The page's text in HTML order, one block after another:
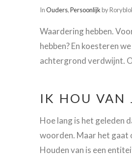
InOuders,Persoonlijk by
Waardering hebben.
hebben? En koesteren
achtergrond verdwijnt.
IK HOU VAN
Hoe lang is het geleden
woorden. Maar het gaat
Houden van is een